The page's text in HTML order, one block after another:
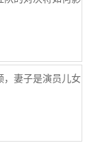
，妻子是演员儿女